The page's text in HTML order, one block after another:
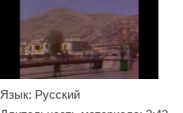
Язык: Русский